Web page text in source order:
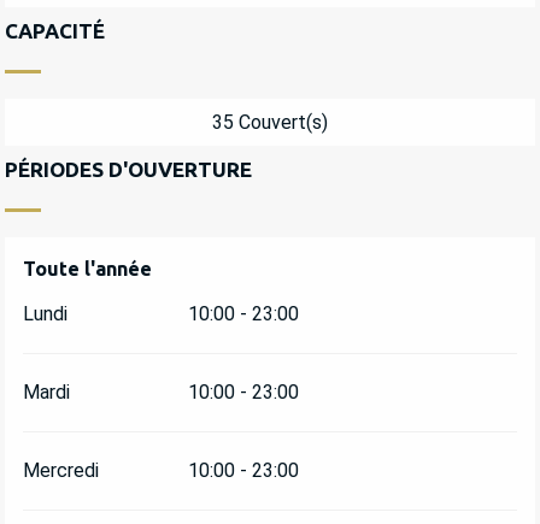
CAPACITÉ
35 Couvert(s)
PÉRIODES D'OUVERTURE
Toute l'année
Toute l'année
Lundi 10:00 - 23:00
Mardi 10:00 - 23:00
Mercredi 10:00 - 23:00